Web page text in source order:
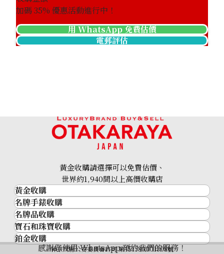
K18 sapphire diamond necklace pendant top 3.06ct
參考回收價
HKD 54,267.19
加碼35% 優惠活動進行中！
用 WhatsApp 免費估價
電郵評估
感謝您使用 WhatsApp 預約我們的服務！
黃金收購請選擇可以免費估價、
世界約1,940間以上高價收購店
黃金收購
黃金･金條
金條
金幣及銀幣
過去十年黃金價格
名牌手錶收購
名牌手錶收購
勞力士 (Rolex)
Patek Philippe
名牌品收購
名牌品收購
HERMES
寶石和珠寶收購
寶石和珠寶
鉑金收購
神奈川縣公安委員會許可 第451380001308號